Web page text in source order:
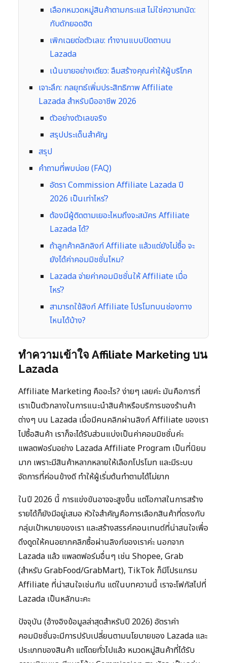
เลือกหมวดหมู่สินค้าตามกระแส ไม่ใช่ความถนัด:
กับดักยอดฮิต
เพิกเฉยต่อตัวเลข: ทำงานแบบปิดตาบน
Lazada
เน้นขายอย่างเดียว: ลืมสร้างคุณค่าให้ผู้บริโภค
เจาะลึก: กลยุทธ์เพิ่มประสิทธิภาพ Affiliate
Lazada สำหรับมืออาชีพ 2026
ตัวอย่างตัวเลขจริง
สรุปประเด็นสำคัญ
สรุป
คำถามที่พบบ่อย (FAQ)
อัตรา Commission Affiliate Lazada ปี
2026 เป็นเท่าไหร่?
ต้องมีผู้ติดตามเยอะไหมถึงจะสมัคร Affiliate
Lazada ได้?
ถ้าลูกค้าคลิกลิงก์ Affiliate แล้วแต่ยังไม่ซื้อ จะ
ยังได้ค่าคอมมิชชั่นไหม?
Lazada จ่ายค่าคอมมิชชั่นให้ Affiliate เมื่อ
ไหร่?
สามารถใช้ลิงก์ Affiliate โปรโมทบนช่องทาง
ไหนได้บ้าง?
ทำความเข้าใจ Affiliate Marketing บน
Lazada
Affiliate Marketing คืออะไร? ง่ายๆ เลยค่ะ มันคือการที่
เราเป็นตัวกลางในการแนะนำสินค้าหรือบริการของร้านค้า
ต่างๆ บน Lazada เมื่อมีคนคลิกผ่านลิงก์ Affiliate ของเรา
ไปซื้อสินค้า เราก็จะได้รับส่วนแบ่งเป็นค่าคอมมิชชั่นค่ะ
แพลตฟอร์มอย่าง Lazada Affiliate Program เป็นที่นิยม
มาก เพราะมีสินค้าหลากหลายให้เลือกโปรโมท และมีระบบ
จัดการที่ค่อนข้างดี ทำให้ผู้เริ่มต้นทำตามได้ไม่ยาก
ในปี 2026 นี้ การแข่งขันอาจจะสูงขึ้น แต่โอกาสในการสร้าง
รายได้ก็ยังมีอยู่เสมอ หัวใจสำคัญคือการเลือกสินค้าที่ตรงกับ
กลุ่มเป้าหมายของเรา และสร้างสรรค์คอนเทนต์ที่น่าสนใจเพื่อ
ดึงดูดให้คนอยากคลิกซื้อผ่านลิงก์ของเราค่ะ นอกจาก
Lazada แล้ว แพลตฟอร์มอื่นๆ เช่น Shopee, Grab
(สำหรับ GrabFood/GrabMart), TikTok ก็มีโปรแกรม
Affiliate ที่น่าสนใจเช่นกัน แต่ในบทความนี้ เราจะโฟกัสไปที่
Lazada เป็นหลักนะคะ
ปัจจุบัน (อ้างอิงข้อมูลล่าสุดสำหรับปี 2026) อัตราค่า
คอมมิชชั่นจะมีการปรับเปลี่ยนตามนโยบายของ Lazada และ
ประเภทของสินค้า แต่โดยทั่วไปแล้ว หมวดหมู่สินค้าที่ได้รับ